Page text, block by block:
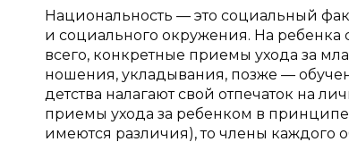
Национальность — это социальный
и социального окружения. На ребенка
всего, конкретные приемы ухода за
ношения, укладывания, позже —
детства налагают свой отпечаток на
приемы ухода за ребенком в
имеются различия), то члены каждого